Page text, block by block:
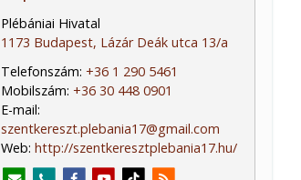
Plébániai Hivatal
1173 Budapest, Lázár Deák utca 13/a
Telefonszám: +36 1 290 5461
Mobilszám: +36 30 448 0901
E-mail:
szentkereszt.plebania17@gmail.com
Web: http://szentkeresztplebania17.hu/